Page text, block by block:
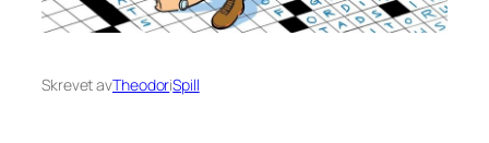
Skrevet avTheodoriSpill